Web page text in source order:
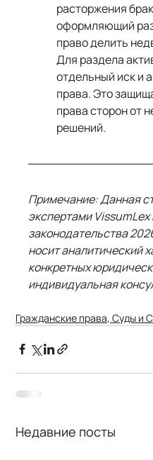
расторжения
оформляющий
право делить
Для раздела
отдельный иск и
права. Это
права сторон от
решений.
Примечание: Данная
экспертами VissumLex
законодательства
носит аналитический
конкретных
индивидуальная
Гражданские права, Суды и
Недавние посты